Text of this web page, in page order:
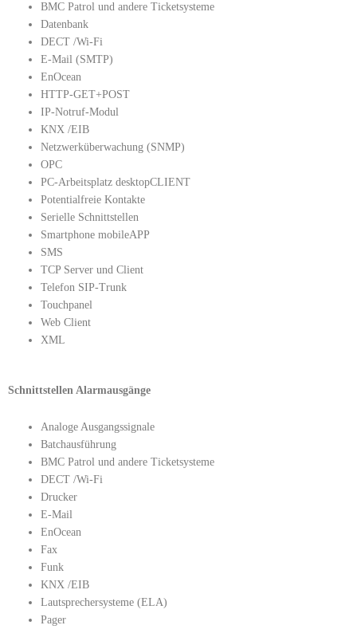
BMC Patrol und andere Ticketsysteme
Datenbank
DECT /Wi-Fi
E-Mail (SMTP)
EnOcean
HTTP-GET+POST
IP-Notruf-Modul
KNX /EIB
Netzwerküberwachung (SNMP)
OPC
PC-Arbeitsplatz desktopCLIENT
Potentialfreie Kontakte
Serielle Schnittstellen
Smartphone mobileAPP
SMS
TCP Server und Client
Telefon SIP-Trunk
Touchpanel
Web Client
XML
Schnittstellen Alarmausgänge
Analoge Ausgangssignale
Batchausführung
BMC Patrol und andere Ticketsysteme
DECT /Wi-Fi
Drucker
E-Mail
EnOcean
Fax
Funk
KNX /EIB
Lautsprechersysteme (ELA)
Pager